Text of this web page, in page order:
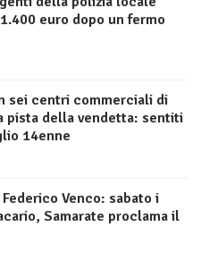
euro dopo un fermo
sei centri commerciali di
pista della vendetta: sentiti
14enne
Venco: sabato i
Samarate proclama il